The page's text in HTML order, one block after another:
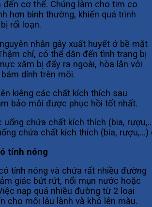
cơ thể. Chúng làm cho tim co
hơn bình thường, khiến quá trình
rối loạn.
nhân gây xuất huyết ở bề mặt
chí, có thể dẫn đến tình trạng bị
xăm bị đẩy ra ngoài, hòa lẫn với
dính trên môi.
kiêng các chất kích thích sau
bảo môi được phục hồi tốt nhất.
chứa chất kích thích (bia,
tính nóng
tính nóng và chứa rất nhiều đường
giác bứt rứt, nổi mụn nước hoặc
nạp quá nhiều đường từ 2 loại
cho môi lâu lành và khó lên màu.